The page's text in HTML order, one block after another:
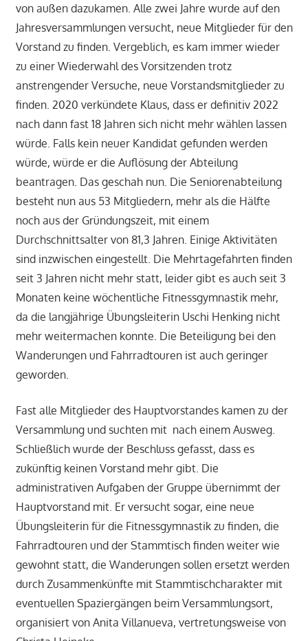
von außen dazukamen. Alle zwei Jahre wurde auf den
Jahresversammlungen versucht, neue Mitglieder für den
Vorstand zu finden. Vergeblich, es kam immer wieder
zu einer Wiederwahl des Vorsitzenden trotz
anstrengender Versuche, neue Vorstandsmitglieder zu
finden. 2020 verkündete Klaus, dass er definitiv 2022
nach dann fast 18 Jahren sich nicht mehr wählen lassen
würde. Falls kein neuer Kandidat gefunden werden
würde, würde er die Auflösung der Abteilung
beantragen. Das geschah nun. Die Seniorenabteilung
besteht nun aus 53 Mitgliedern, mehr als die Hälfte
noch aus der Gründungszeit, mit einem
Durchschnittsalter von 81,3 Jahren. Einige Aktivitäten
sind inzwischen eingestellt. Die Mehrtagefahrten finden
seit 3 Jahren nicht mehr statt, leider gibt es auch seit 3
Monaten keine wöchentliche Fitnessgymnastik mehr,
da die langjährige Übungsleiterin Uschi Henking nicht
mehr weitermachen konnte. Die Beteiligung bei den
Wanderungen und Fahrradtouren ist auch geringer
geworden.
Fast alle Mitglieder des Hauptvorstandes kamen zu der
Versammlung und suchten mit nach einem Ausweg.
Schließlich wurde der Beschluss gefasst, dass es
zukünftig keinen Vorstand mehr gibt. Die
administrativen Aufgaben der Gruppe übernimmt der
Hauptvorstand mit. Er versucht sogar, eine neue
Übungsleiterin für die Fitnessgymnastik zu finden, die
Fahrradtouren und der Stammtisch finden weiter wie
gewohnt statt, die Wanderungen sollen ersetzt werden
durch Zusammenkünfte mit Stammtischcharakter mit
eventuellen Spaziergängen beim Versammlungsort,
organisiert von Anita Villanueva, vertretungsweise von